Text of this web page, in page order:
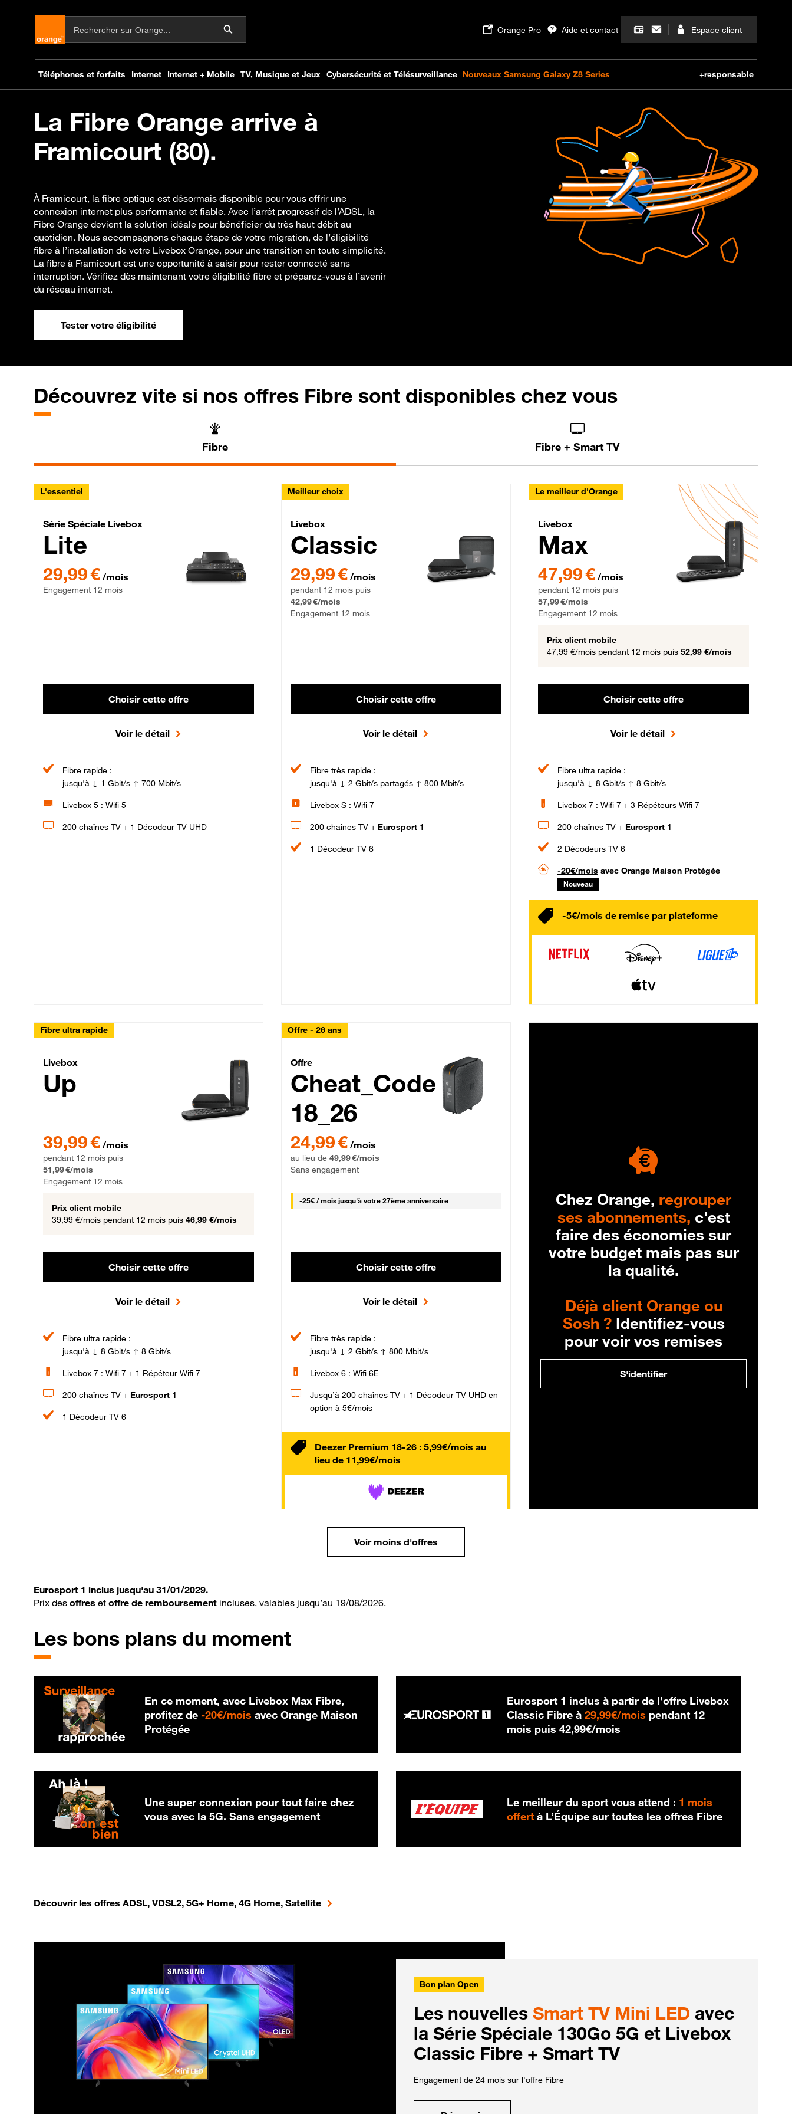
La Fibre Orange arrive à
Framicourt (80).
À Framicourt, la fibre optique est désormais disponible pour vous offrir une
connexion internet plus performante et fiable. Avec l’arrêt progressif de l’ADSL, la
Fibre Orange devient la solution idéale pour bénéficier du très haut débit au
quotidien. Nous accompagnons chaque étape de votre migration, de l’éligibilité
fibre à l’installation de votre Livebox Orange, pour une transition en toute simplicité.
La fibre à Framicourt est une opportunité à saisir pour rester connecté sans
interruption. Vérifiez dès maintenant votre éligibilité fibre et préparez-vous à l’avenir
du réseau internet.
Tester votre éligibilité
Découvrez vite si nos offres Fibre sont disponibles chez vous
Fibre Fibre + Smart TV
L'essentiel
Série Spéciale Livebox Lite Fibre
Série Spéciale Livebox
Lite
29,99 € par mois , Engagement 12 mois
29,99 € /mois
Engagement 12 mois
Choisir cette offre
Voir le détail
Fibre rapide :
jusqu'à ↓ 1 Gbit/s ↑ 700 Mbit/s
Livebox 5 : Wifi 5
200 chaînes TV + 1 Décodeur TV UHD
Meilleur choix
Livebox Classic Fibre
Livebox
Classic
29,99 € par mois pendant 12 mois puis 42,99 € par mois, Engagement 12 mois
29,99 € /mois
pendant 12 mois puis
42,99 €/mois
Engagement 12 mois
Choisir cette offre
Voir le détail
Fibre très rapide :
jusqu'à ↓ 2 Gbit/s partagés ↑ 800 Mbit/s
Livebox S : Wifi 7
200 chaînes TV + Eurosport 1
1 Décodeur TV 6
Le meilleur d'Orange
Livebox Max Fibre
Livebox
Max
47,99 € par mois pendant 12 mois puis 57,99 € par mois,
47,99 € /mois
pendant 12 mois puis
57,99 €/mois
Engagement 12 mois
Prix client mobile
47,99 €/mois pendant 12 mois puis 52,99 €/mois
Choisir cette offre
Voir le détail
Fibre ultra rapide :
jusqu'à ↓ 8 Gbit/s ↑ 8 Gbit/s
Livebox 7 : Wifi 7 + 3 Répéteurs Wifi 7
200 chaînes TV + Eurosport 1
2 Décodeurs TV 6
-20€/mois avec Orange Maison Protégée
Nouveau
-5€/mois de remise par plateforme
Fibre ultra rapide
Livebox Up Fibre
Livebox
Up
39,99 € /mois
pendant 12 mois puis
51,99 €/mois
Engagement 12 mois
Prix client mobile
39,99 €/mois pendant 12 mois puis 46,99 €/mois
Choisir cette offre
Voir le détail
Fibre ultra rapide :
jusqu'à ↓ 8 Gbit/s ↑ 8 Gbit/s
Livebox 7 : Wifi 7 + 1 Répéteur Wifi 7
200 chaînes TV + Eurosport 1
1 Décodeur TV 6
Offre - 26 ans
Cheat_Code Fibre_18_26
Offre
Cheat_Code
18_26
24,99 € /mois
au lieu de 49,99 €/mois
Sans engagement
-25€ / mois25 € par mois
jusqu'à votre 27ème anniversaire
Choisir cette offre
Voir le détail
Fibre très rapide :
jusqu'à ↓ 2 Gbit/s ↑ 800 Mbit/s
Livebox 6 : Wifi 6E
Jusqu’à 200 chaînes TV + 1 Décodeur TV UHD en
option à 5€/mois
Deezer Premium 18-26 : 5,99€/mois au
lieu de 11,99€/mois
Chez Orange, regrouper
ses abonnements, c'est
faire des économies sur
votre budget mais pas sur
la qualité.
Déjà client Orange ou
Sosh ?Identifiez-vous
pour voir vos remises
S'identifier
Voir moins d'offres
Eurosport 1 inclus jusqu'au 31/01/2029.
Prix des offres et offre de remboursement incluses, valables jusqu’au 19/08/2026.
Les bons plans du moment
En ce moment, avec Livebox Max Fibre,
profitez de -20€/mois 20 € par mois
avec Orange Maison
Protégée
Eurosport 1 inclus à partir de l’offre Livebox
Classic Fibre à29,99€/mois 29,99 € par mois
pendant 12
mois puis42,99€/mois
Une super connexion pour tout faire chez
vous avec la 5G. Sans engagement
Le meilleur du sport vous attend : 1 mois
offert à L’Équipe sur toutes les offres Fibre
Découvrir les offres ADSL, VDSL2, 5G+ Home, 4G Home, Satellite
Bon plan Open
Les nouvelles Smart TV Mini LED avec
la Série Spéciale 130Go 5G et Livebox
Classic Fibre + Smart TV
Engagement de 24 mois sur l'offre Fibre